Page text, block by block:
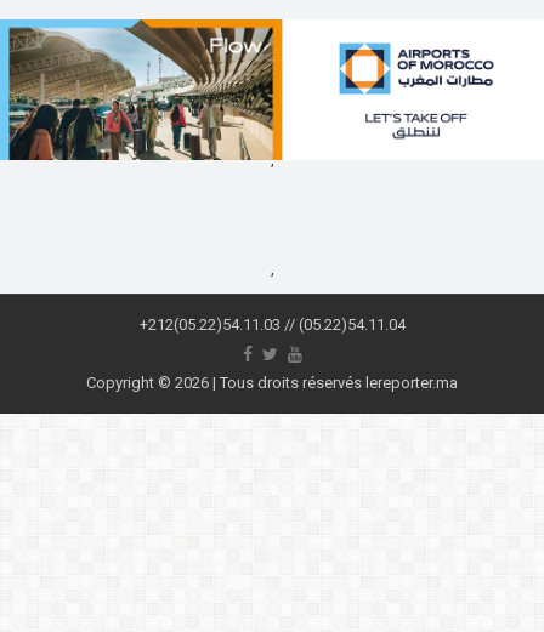
,
+212(05.22)54.11.03 // (05.22)54.11.04
Copyright © 2026 | Tous droits réservés lereporter.ma